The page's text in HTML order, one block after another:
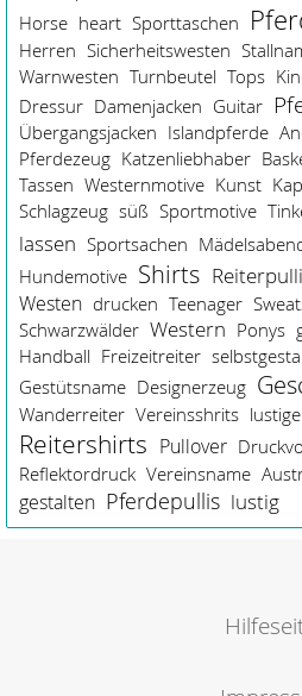
Horse heart Sporttaschen
Herren Sicherheitswesten
Warnwesten Turnbeutel Tops
Dressur Damenjacken Guitar
Übergangsjacken Islandpferde
Pferdezeug Katzenliebhaber
Tassen Westernmotive Kunst
Schlagzeug süß Sportmotive
lassen Sportsachen
Hundemotive Shirts
Westen drucken Teenager
Schwarzwälder Western Ponys
Handball Freizeitreiter
Gestütsname Designerzeug
Wanderreiter Vereinsshrits lustige
Reitershirts Pullover
Reflektordruck Vereinsname
gestalten Pferdepullis lustig